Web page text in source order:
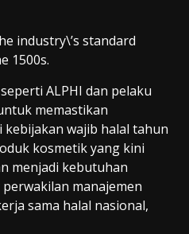
industry\’s standard
1500s.
ALPHI dan pelaku
memastikan
kebijakan wajib halal tahun
kosmetik yang kini
menjadi kebutuhan
manajemen
sama halal nasional,